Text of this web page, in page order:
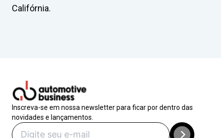
Califórnia.
Inscreva-se em nossa newsletter para ficar por dentro das
novidades e lançamentos.